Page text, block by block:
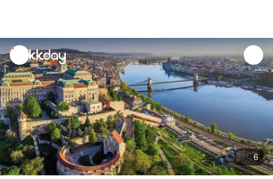
unread
notifications
6